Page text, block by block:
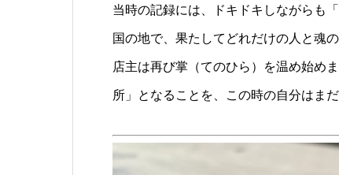
当時の記録には、ドキドキしながらも
国の地で、果たしてどれだけの人と魂
店主は再び掌（てのひら）を温め始め
所」となることを、この時の自分はま